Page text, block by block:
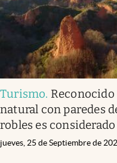
Turismo. Reconocido
natural con paredes
robles es
jueves, 25 de Septiembre de